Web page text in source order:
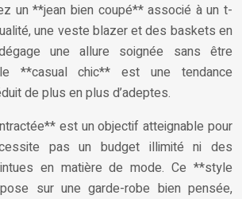
un **jean bien coupé** associé à un t-
une veste blazer et des baskets en
une allure soignée sans être
**casual chic** est une tendance
de plus en plus d’adeptes.
est un objectif atteignable pour
pas un budget illimité ni des
en matière de mode. Ce **style
sur une garde-robe bien pensée,